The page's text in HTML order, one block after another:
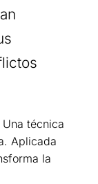
técnica
Aplicada
la